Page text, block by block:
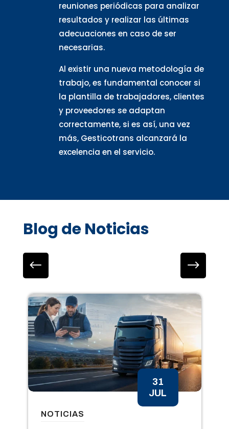
reuniones periódicas para analizar
resultados y realizar las últimas
adecuaciones en caso de ser
necesarias.
Al existir una nueva metodología de
trabajo, es fundamental conocer si
la plantilla de trabajadores, clientes
y proveedores se adaptan
correctamente, si es así, una vez
más, Gesticotrans alcanzará la
excelencia en el servicio.
Blog de Noticias
31
JUL
NOTICIAS